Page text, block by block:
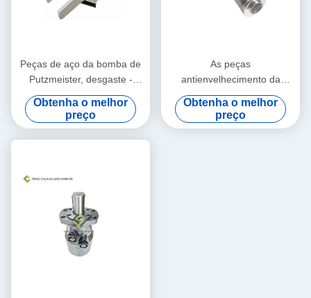
Peças de aço da bomba de
Putzmeister, desgaste -
lâmina de mistura concreta
resistente
Obtenha o melhor
preço
As peças
antienvelhecimento da
bomba concreta de
Putzmeister crescem
elemento de filtro hidráulico
Obtenha o melhor
preço